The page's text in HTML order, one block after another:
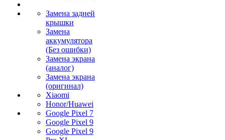
Замена задней
крышки
Замена
аккумулятора
(Без ошибки)
Замена экрана
(аналог)
Замена экрана
(оригинал)
Xiaomi
Honor/Huawei
Google Pixel 7
Google Pixel 9
Google Pixel 9